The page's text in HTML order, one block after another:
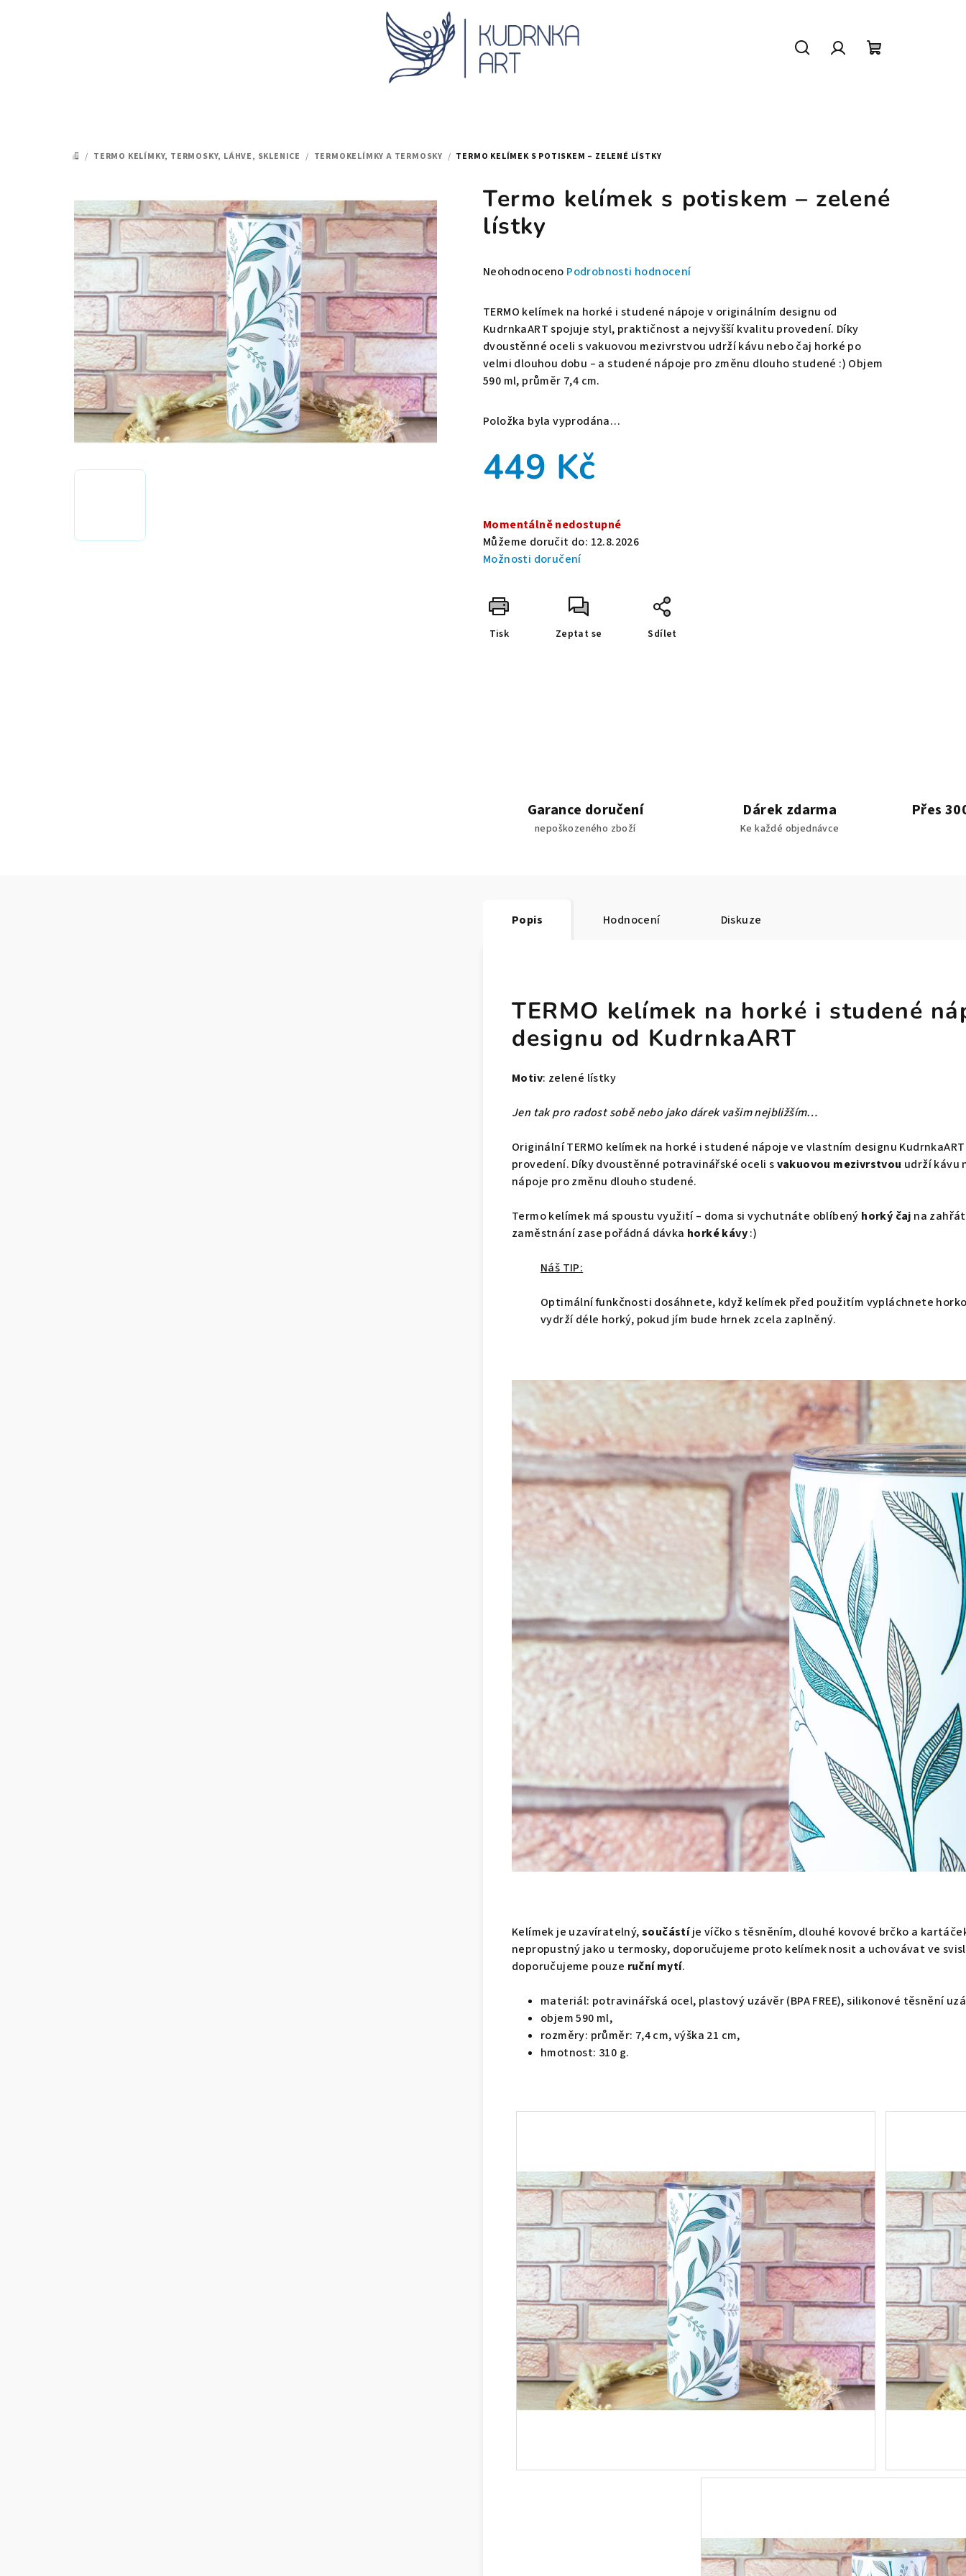
DOMŮ
/ TERMO KELÍMKY, TERMOSKY, LÁHVE, SKLENICE / TERMOKELÍMKY A TERMOSKY / TERMO KELÍMEK S POTISKEM – ZELENÉ LÍSTKY
Termo kelímek s potiskem – zelené
lístky
Průměrné
produktu
je
0,0
5
hvězdiček.
Neohodnoceno Podrobnosti hodnocení
TERMO kelímek na horké i studené nápoje v originálním designu od
KudrnkaART spojuje styl, praktičnost a nejvyšší kvalitu provedení. Díky
dvoustěnné oceli s vakuovou mezivrstvou udrží kávu nebo čaj horké po
velmi dlouhou dobu – a studené nápoje pro změnu dlouho studené :) Objem
590 ml, průměr 7,4 cm.
Položka byla vyprodána…
449 Kč
cena:
Momentálně nedostupné
Můžeme doručit do: 12.8.2026
Možnosti doručení
Tisk Zeptat se Sdílet
Garance doručení
nepoškozeného zboží
Dárek zdarma
Ke každé objednávce
Přes
Popis Hodnocení Diskuze
TERMO kelímek na horké i studené
designu od KudrnkaART
Motiv: zelené lístky
Jen tak pro radost sobě nebo jako dárek vašim nejbližším…
Originální TERMO kelímek na horké i studené nápoje ve vlastním designu
provedení. Díky dvoustěnné potravinářské oceli svakuovou mezivrstvou udrží kávu
nápoje pro změnu dlouho studené.
Termo kelímek má spoustu využití – doma si vychutnáte oblíbený horký čaj na
zaměstnání zase pořádná dávka horké kávy:)
Náš TIP:
Optimální funkčnosti dosáhnete, když kelímek před použitím vypláchnete
vydrží déle horký, pokud jím bude hrnek zcela zaplněný.
Kelímek je uzavíratelný,součástíje víčko s těsněním, dlouhé kovové brčko a
nepropustný jako u termosky, doporučujeme proto kelímek nosit a uchovávat ve
doporučujeme pouze ruční mytí.
materiál: potravinářská ocel, plastový uzávěr (BPA FREE), silikonové těsnění
objem 590 ml,
rozměry: průměr: 7,4 cm, výška 21 cm,
hmotnost: 310 g.